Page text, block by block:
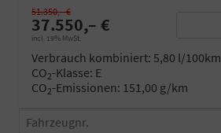
37.550,– €
incl. 19% MwSt.
51.350,– €
Verbrauch kombiniert: 5,80 l/100km
CO2-Klasse: E
CO2-Emissionen: 151,00 g/km
Fahrzeugnr.